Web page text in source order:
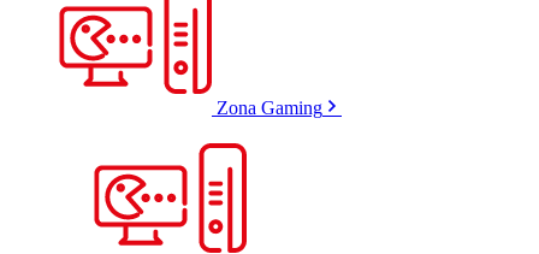
Zona Gaming